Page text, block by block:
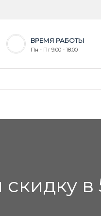
ВРЕМЯ РАБОТЫ
Пн - Пт 9:00 - 18:00
в